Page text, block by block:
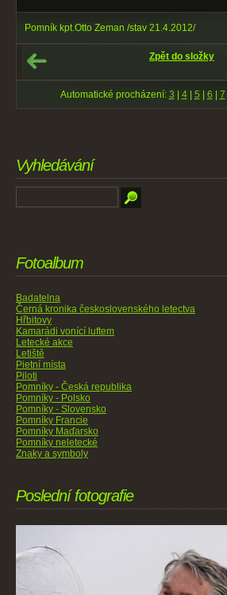
Pomník kpt.Otto Zeman /stav 21.4.2012/
Zpět do složky
Automatické procházení: 3 4| 5 6 7
Vyhledávání
Fotoalbum
Badatelna
Černá kronika československého letectva
Hřbitovy
Kamarádi vonící luftem
Letecké akce
Letiště
Pietní místa
Piloti
Pomníky - Česká republika
Pomníky - Polsko
Pomníky - Slovensko
Pomníky Francie
Pomníky Maďarsko
Pomníky neletecké
Znaky a symboly
Poslední fotografie